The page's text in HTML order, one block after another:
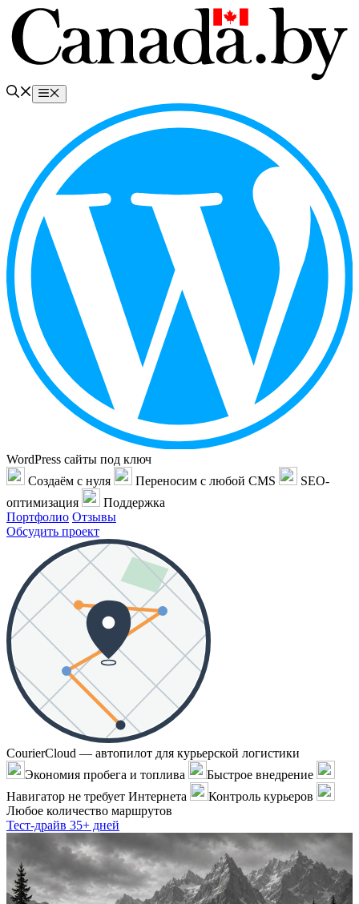
Перейти
содержимому
Меню
WordPress сайты под ключ
Создаём с нуля
Переносим с любой CMS
SEO-
оптимизация
Поддержка
Портфолио Отзывы
Обсудить проект
CourierCloud — автопилот для курьерской логистики
Экономия пробега и топлива
Быстрое внедрение
Навигатор не требует Интернета
Контроль курьеров
Любое количество маршрутов
Тест-драйв 35+ дней